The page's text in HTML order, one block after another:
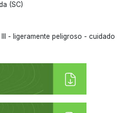
(SC)
- ligeramente peligroso - cuidado